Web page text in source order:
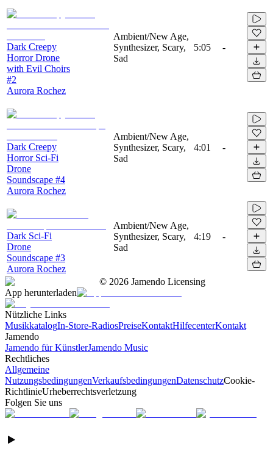
Dark Creepy
Horror Drone
with Evil Choirs
#2
Aurora Rochez
Ambient/New Age,
Synthesizer, Scary,
Sad
5:05 -
Dark Creepy
Horror Sci-Fi
Drone
Soundscape #4
Aurora Rochez
Ambient/New Age,
Synthesizer, Scary,
Sad
4:01 -
Dark Sci-Fi
Drone
Soundscape #3
Aurora Rochez
Ambient/New Age,
Synthesizer, Scary,
Sad
4:19 -
© 2026 Jamendo Licensing
App herunterladen
Nützliche Links
MusikkatalogIn-Store-RadiosPreiseKontaktHilfecenterKontakt
Jamendo
Jamendo für KünstlerJamendo Music
Rechtliches
Allgemeine
NutzungsbedingungenVerkaufsbedingungenDatenschutzCookie-
RichtlinieUrheberrechtsverletzung
Folgen Sie uns